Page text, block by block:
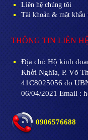
Liên hệ chúng tôi
Tài khoản & mật khẩu
THÔNG TIN LIÊN
Địa chỉ: Hộ kinh
Khởi Nghĩa, P. Võ
41C8025056 do
06/04/2021 Email :
0906576688